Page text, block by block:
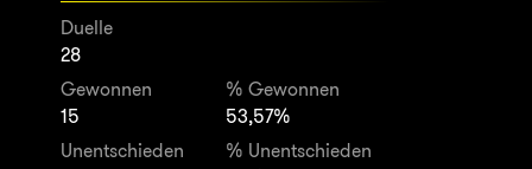
Duelle
28
Gewonnen
15
% Gewonnen
53,57%
Unentschieden
% Unentschieden